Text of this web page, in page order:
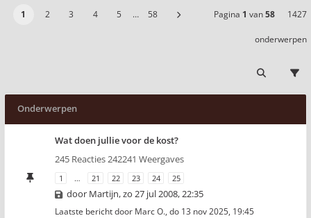
1 2 3 4 5 … 58 Pagina 1 van58 1427
onderwerpen
Onderwerpen
Wat doen jullie voor de kost?
245 Reacties 242241 Weergaves
1 … 21 22 23 24 25
door Martijn,zo 27 jul 2008, 22:35
Laatste bericht door Marc O., do 13 nov 2025, 19:45